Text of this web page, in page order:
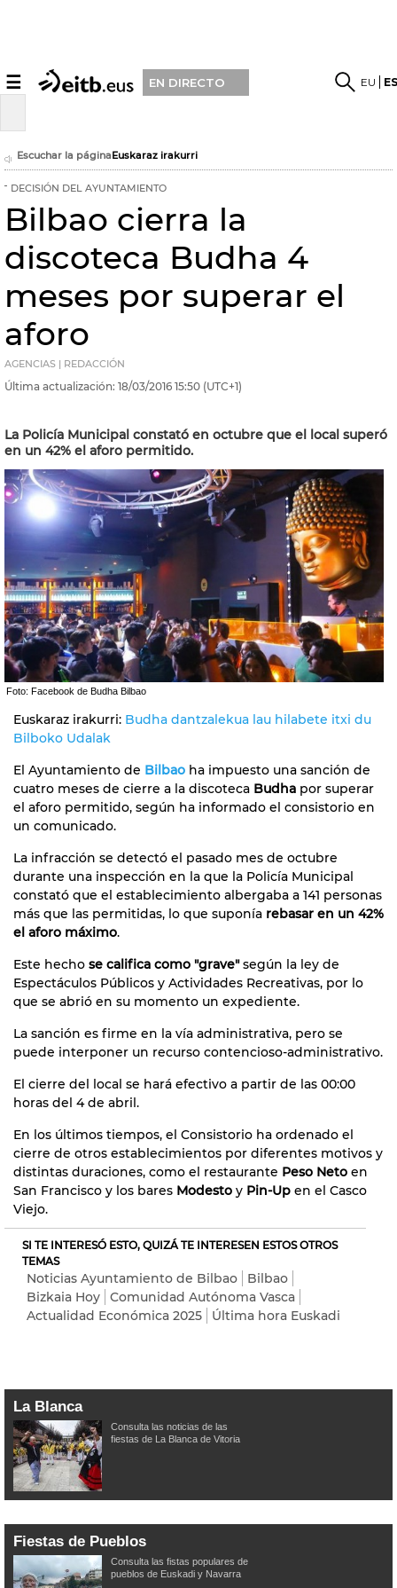
☰ EN DIRECTO EU
Escuchar la páginaEuskaraz irakurri
DECISIÓN DEL AYUNTAMIENTO
Bilbao cierra la
discoteca Budha 4
meses por superar el
aforo
AGENCIAS | REDACCIÓN
Última actualización: 18/03/2016 15:50 (UTC+1)
La Policía Municipal constató en octubre que el local superó
en un 42% el aforo permitido.
Foto: Facebook de Budha Bilbao
Euskaraz irakurri: Budha dantzalekua lau hilabete itxi du
Bilboko Udalak
El Ayuntamiento de Bilbao ha impuesto una sanción de
cuatro meses de cierre a la discoteca Budha por superar
el aforo permitido, según ha informado el consistorio en
un comunicado.
La infracción se detectó el pasado mes de octubre
durante una inspección en la que la Policía Municipal
constató que el establecimiento albergaba a 141 personas
más que las permitidas, lo que suponía rebasar en un 42%
el aforo máximo.
Este hecho se califica como "grave"según la ley de
Espectáculos Públicos y Actividades Recreativas, por lo
que se abrió en su momento un expediente.
La sanción es firme en la vía administrativa, pero se
puede interponer un recurso contencioso-administrativo.
El cierre del local se hará efectivo a partir de las 00:00
horas del 4 de abril.
En los últimos tiempos, el Consistorio ha ordenado el
cierre de otros establecimientos por diferentes motivos y
distintas duraciones, como el restaurante Peso Neto en
San Francisco y los bares Modesto y Pin-Up en el Casco
Viejo.
SI TE INTERESÓ ESTO, QUIZÁ TE INTERESEN ESTOS OTROS
TEMAS
Noticias Ayuntamiento de Bilbao
Bilbao
Bizkaia Hoy
Comunidad Autónoma Vasca
Actualidad Económica 2025
Última hora Euskadi
La Blanca
Consulta las noticias de las
fiestas de La Blanca de Vitoria
Fiestas de Pueblos
Consulta las fistas populares de
pueblos de Euskadi y Navarra